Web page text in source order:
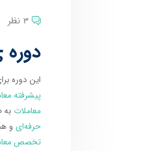
3 نظر
دوره
این دوره
پیشرفته
معاملات به
حرفه‌ای و
تخصص